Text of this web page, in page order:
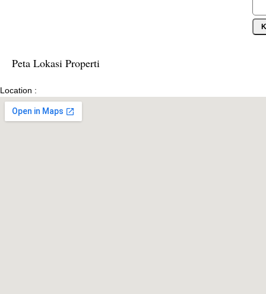
Peta Lokasi Properti
Location :